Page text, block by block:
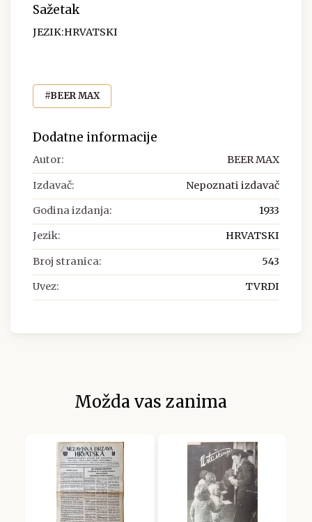
Sažetak
JEZIK:HRVATSKI
#BEER MAX
Dodatne informacije
Autor: BEER MAX
Izdavač: Nepoznati izdavač
Godina izdanja: 1933
Jezik: HRVATSKI
Broj stranica: 543
Uvez: TVRDI
Možda vas zanima